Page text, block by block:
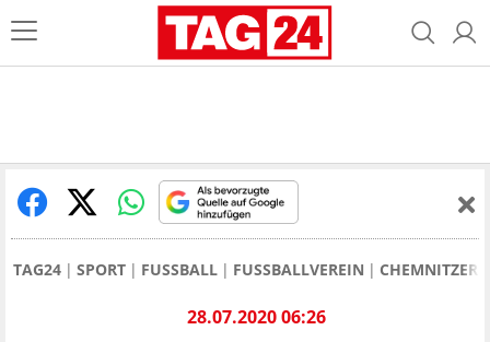
TAG24 SPORT FUSSBALL FUSSBALLVEREIN CHEMNITZER
28.07.2020 06:26